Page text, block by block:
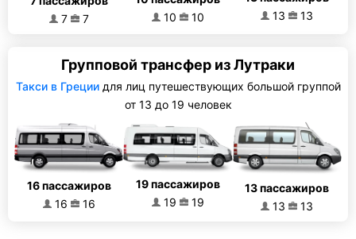
7
7
10
10
13
13
Групповой трансфер из Лутраки
Такси в Грециидля лиц путешествующих большой группой
от 13 до 19 человек
16 пассажиров
16
16
19 пассажиров
19
19
13 пассажиров
13
13